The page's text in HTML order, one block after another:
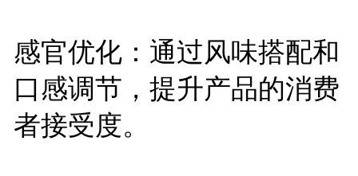
感官优化：通过风味搭配和
口感调节，提升产品的消费
者接受度。